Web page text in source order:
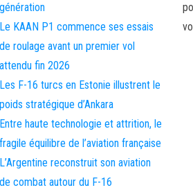
génération
Le KAAN P1 commence ses essais
de roulage avant un premier vol
attendu fin 2026
Les F-16 turcs en Estonie illustrent le
poids stratégique d’Ankara
Entre haute technologie et attrition, le
fragile équilibre de l’aviation française
L’Argentine reconstruit son aviation
de combat autour du F-16